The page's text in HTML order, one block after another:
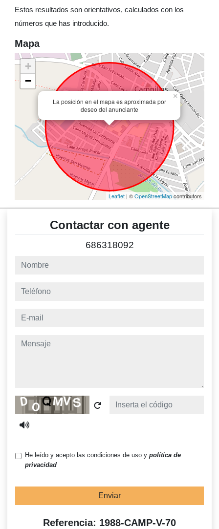
Estos resultados son orientativos, calculados con los
números que has introducido.
Mapa
La posición en el mapa es aproximada por
deseo del anunciante
×
+
−
Leaflet | ©OpenStreetMapcontributors
Contactar con agente
686318092
nombre
teléfono
e-mail
mensaje
Captcha
He leído y acepto las condiciones de uso y política de
privacidad
Enviar
Referencia: 1988-CAMP-V-70